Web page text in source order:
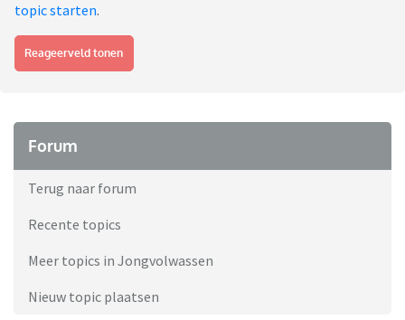
topic starten.
Reageerveld tonen
Forum
Terug naar forum
Recente topics
Meer topics in Jongvolwassen
Nieuw topic plaatsen